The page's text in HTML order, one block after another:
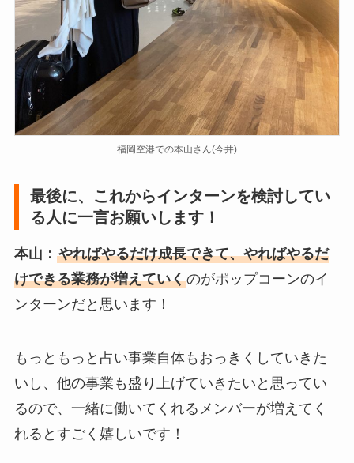
福岡空港での本山さん(今井)
最後に、これからインターンを検討してい
る人に一言お願いします！
本山： やればやるだけ成長できて、やればやるだ
けできる業務が増えていくのがポップコーンのイ
ンターンだと思います！
もっともっと占い事業自体もおっきくしていきた
いし、他の事業も盛り上げていきたいと思ってい
るので、一緒に働いてくれるメンバーが増えてく
れるとすごく嬉しいです！